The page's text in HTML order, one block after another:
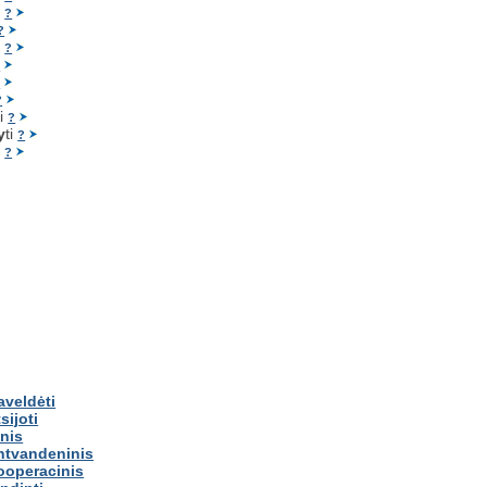
?
?
?
ti?
?